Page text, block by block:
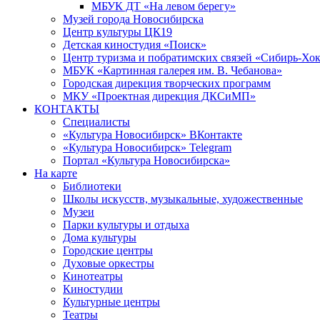
МБУК ДТ «На левом берегу»
Музей города Новосибирска
Центр культуры ЦК19
Детская киностудия «Поиск»
Центр туризма и побратимских связей «Сибирь-
МБУК «Картинная галерея им. В. Чебанова»
Городская дирекция творческих программ
МКУ «Проектная дирекция ДКСиМП»
КОНТАКТЫ
Специалисты
«Культура Новосибирск» ВКонтакте
«Культура Новосибирск» Telegram
Портал «Культура Новосибирска»
На карте
Библиотеки
Школы искусств, музыкальные, художественные
Музеи
Парки культуры и отдыха
Дома культуры
Городские центры
Духовые оркестры
Кинотеатры
Киностудии
Культурные центры
Театры